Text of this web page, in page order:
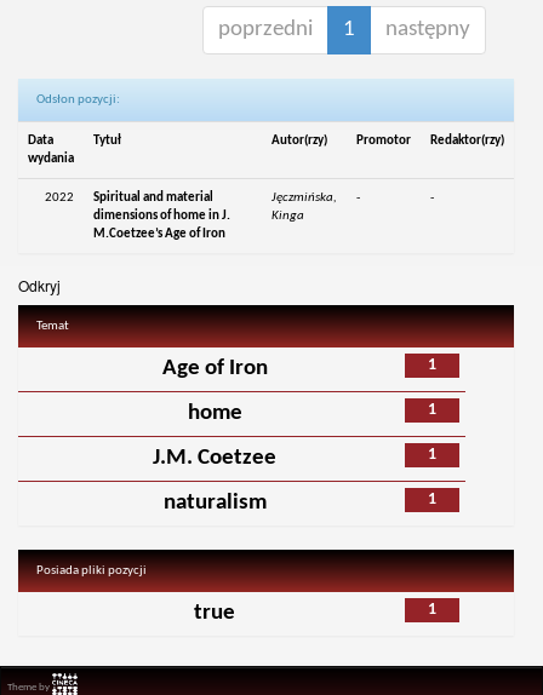
poprzedni 1 następny
Odsłon pozycji:
Data
wydania
Tytuł Autor(rzy) Promotor Redaktor(rzy)
2022
Spiritual and material
dimensions of home in J.
M.Coetzee’s Age of Iron
Jęczmińska,
Kinga
- -
Odkryj
Temat
1
Age of Iron
1
home
1
J.M. Coetzee
1
naturalism
Posiada pliki pozycji
1
true
Theme by